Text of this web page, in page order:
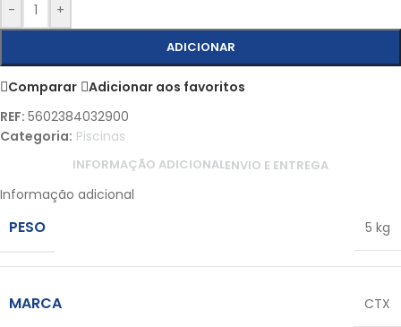
- +
ADICIONAR
Comparar
Adicionar aos favoritos
REF: 5602384032900
Categoria: Piscinas
INFORMAÇÃO ADICIONALENVIO E ENTREGA
Informação adicional
PESO 5 kg
MARCA
CTX